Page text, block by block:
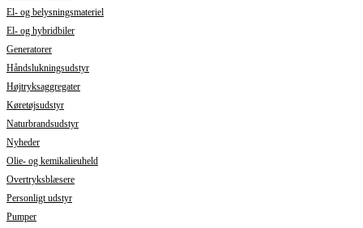
El- og belysningsmateriel
El- og hybridbiler
Generatorer
Håndslukningsudstyr
Højtryksaggregater
Køretøjsudstyr
Naturbrandsudstyr
Nyheder
Olie- og kemikalieuheld
Overtryksblæsere
Personligt udstyr
Pumper